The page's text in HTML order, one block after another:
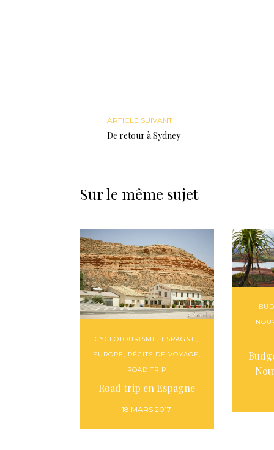
ARTICLE SUIVANT
De retour à Sydney
Sur le même sujet
CYCLOTOURISME, ESPAGNE,
EUROPE, RÉCITS DE VOYAGE,
ROAD TRIP
Road trip en Espagne
18 MARS 2017